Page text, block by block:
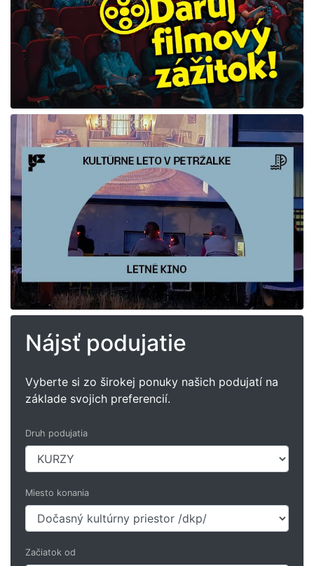
Nájsť podujatie
Vyberte si zo širokej ponuky našich podujatí na
základe svojich preferencií.
Druh podujatia
Miesto konania
Začiatok od